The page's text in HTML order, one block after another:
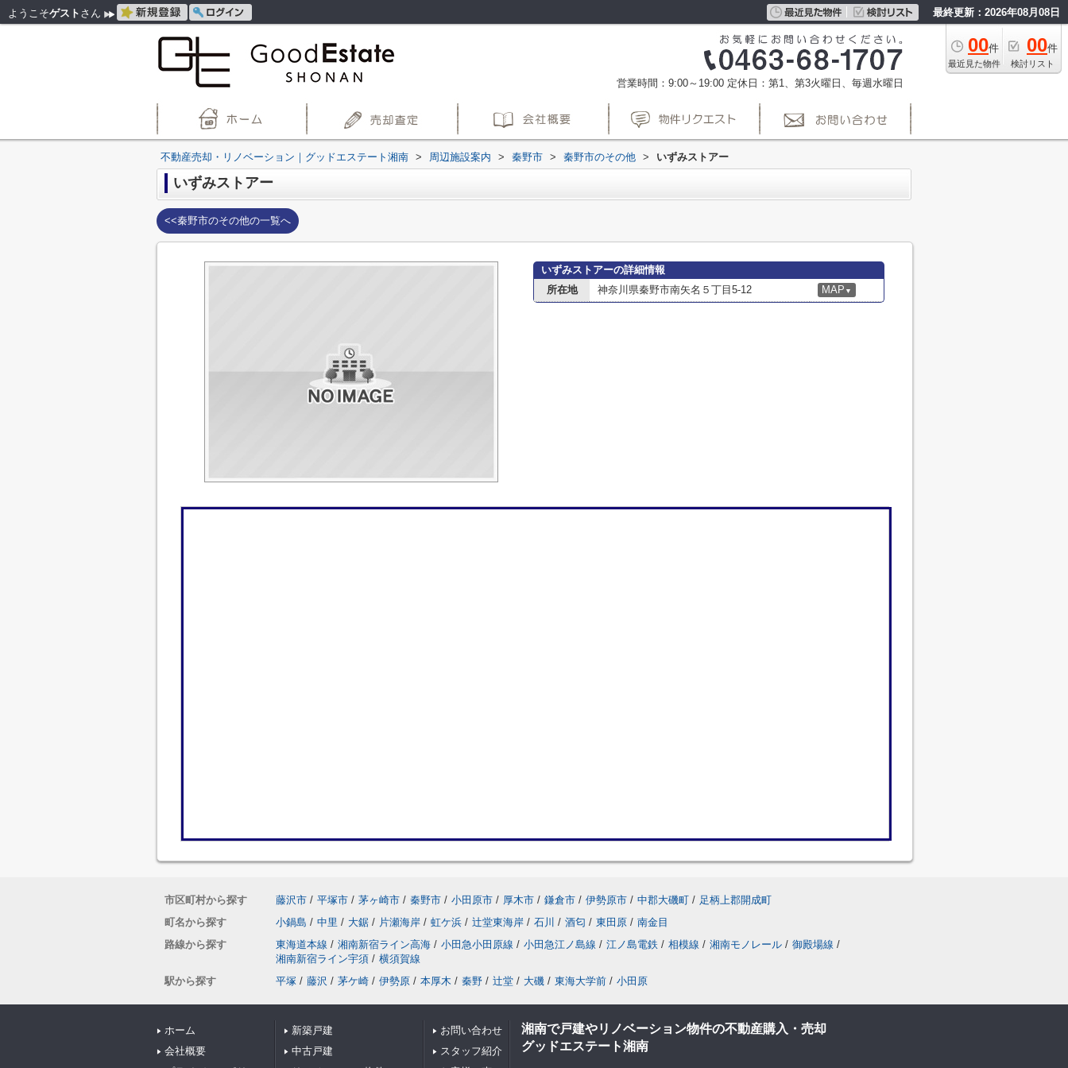
ようこそゲスト さん 最終更新：2026年08月08日
00件
最近見た物件
00件
検討リスト
営業時間：9:00～19:00 定休日：第1、第3火曜日、毎週水曜日
不動産売却・リノベーション｜グッドエステート湘南 > 周辺施設案内 > 秦野市 > 秦野市のその他 > いずみストアー
いずみストアー
<<秦野市のその他の一覧へ
いずみストアーの詳細情報
所在地
神奈川県秦野市南矢名５丁目5-12 MAP ▼
市区町村から探す 藤沢市 / 平塚市 / 茅ヶ崎市 / 秦野市 / 小田原市 / 厚木市 / 鎌倉市 / 伊勢原市 / 中郡大磯町 / 足柄上郡開成町
町名から探す
小鍋島 / 中里 / 大鋸 / 片瀬海岸 / 虹ケ浜 / 辻堂東海岸 / 石川 / 酒匂 / 東田原 / 南金目
路線から探す
東海道本線 / 湘南新宿ライン高海 / 小田急小田原線 / 小田急江ノ島線 / 江ノ島電鉄 / 相模線 / 湘南モノレール / 御殿場線 /
湘南新宿ライン宇須 / 横須賀線
駅から探す
平塚 / 藤沢 / 茅ケ崎 / 伊勢原 / 本厚木 / 秦野 / 辻堂 / 大磯 / 東海大学前 / 小田原
ホーム
会社概要
新築戸建
中古戸建
お問い合わせ
スタッフ紹介
湘南で戸建やリノベーション物件の不動産購入・売却
グッドエステート湘南